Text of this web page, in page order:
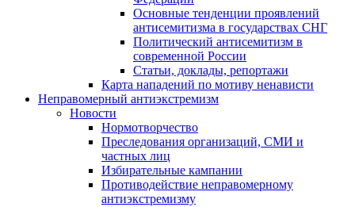
Основные тенденции проявлений
антисемитизма в государствах СНГ
Политический антисемитизм в
современной России
Статьи, доклады, репортажи
Карта нападений по мотиву ненависти
Неправомерный антиэкстремизм
Новости
Нормотворчество
Преследования организаций, СМИ и
частных лиц
Избирательные кампании
Противодействие неправомерному
антиэкстремизму